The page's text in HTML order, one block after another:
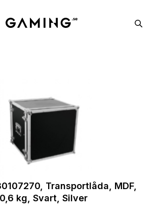
Transportlåda, MDF,
kg, Svart, Silver